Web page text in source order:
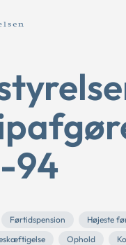
94
Førtidspension
Højeste
Ophold